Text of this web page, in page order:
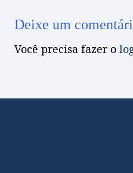
Deixe um
Você precisa fazer o